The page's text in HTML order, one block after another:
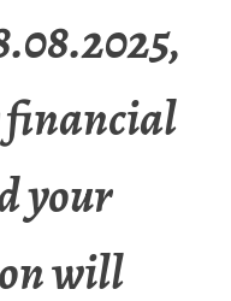
financial
your
will